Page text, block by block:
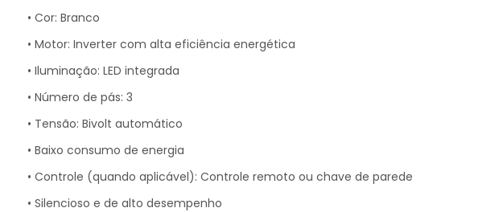
• Cor: Branco
• Motor: Inverter com alta eficiência energética
• Iluminação: LED integrada
• Número de pás: 3
• Tensão: Bivolt automático
• Baixo consumo de energia
• Controle (quando aplicável): Controle remoto ou chave de parede
• Silencioso e de alto desempenho